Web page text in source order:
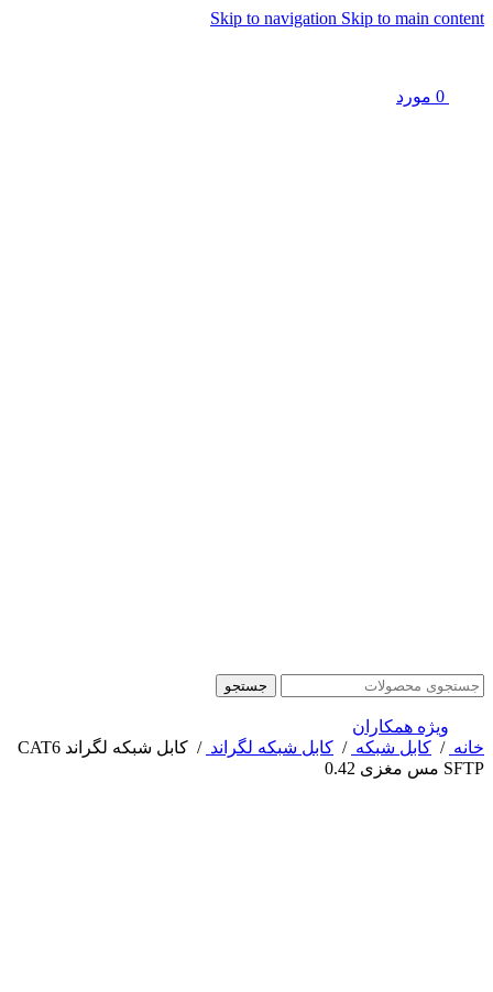
Skip to navigation Skip to main content
0 مورد
جستجو
ویژه همکاران
خانه / کابل شبکه / کابل شبکه لگراند /
کابل شبکه لگراند CAT6
SFTP مس مغزی 0.42